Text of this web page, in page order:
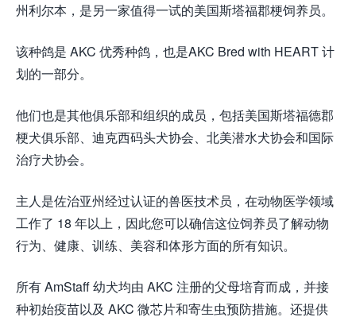
州利尔本，是另一家值得一试的美国斯塔福郡梗饲养员。
该种鸽是 AKC 优秀种鸽，也是AKC Bred with HEART 计
划的一部分。
他们也是其他俱乐部和组织的成员，包括美国斯塔福德郡
梗犬俱乐部、迪克西码头犬协会、北美潜水犬协会和国际
治疗犬协会。
主人是佐治亚州经过认证的兽医技术员，在动物医学领域
工作了 18 年以上，因此您可以确信这位饲养员了解动物
行为、健康、训练、美容和体形方面的所有知识。
所有 AmStaff 幼犬均由 AKC 注册的父母培育而成，并接
种初始疫苗以及 AKC 微芯片和寄生虫预防措施。还提供